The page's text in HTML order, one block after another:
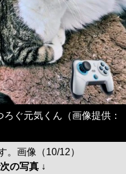
ぐ元気くん（画像提供：
。画像（10/12）
の写真 ↓